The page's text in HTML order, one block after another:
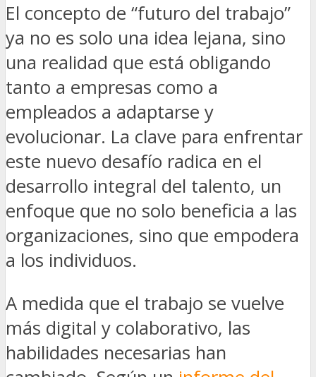
El concepto de “futuro del trabajo”
ya no es solo una idea lejana, sino
una realidad que está obligando
tanto a empresas como a
empleados a adaptarse y
evolucionar. La clave para enfrentar
este nuevo desafío radica en el
desarrollo integral del talento, un
enfoque que no solo beneficia a las
organizaciones, sino que empodera
a los individuos.
A medida que el trabajo se vuelve
más digital y colaborativo, las
habilidades necesarias han